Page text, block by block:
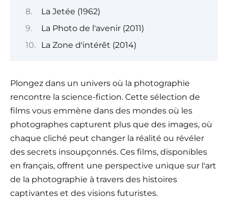
La Jetée (1962)
La Photo de l'avenir (2011)
La Zone d'intérêt (2014)
Plongez dans un univers où la photographie
rencontre la science-fiction. Cette sélection de
films vous emmène dans des mondes où les
photographes capturent plus que des images, où
chaque cliché peut changer la réalité ou révéler
des secrets insoupçonnés. Ces films, disponibles
en français, offrent une perspective unique sur l'art
de la photographie à travers des histoires
captivantes et des visions futuristes.